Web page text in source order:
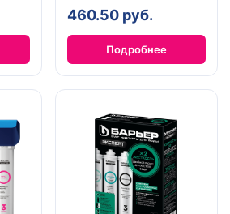
460.50 руб.
Подробнее